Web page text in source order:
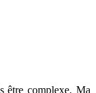
être complexe. Ma